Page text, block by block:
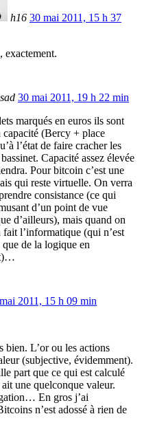
h16 30 mai 2011, 15 h 37
exactement.
30 mai 2011, 19 h 22 min
marqués en euros ils sont
capacité (Bercy + place
l’état de faire cracher les
Capacité assez élevée
Pour bitcoin c’est une
qui reste virtuelle. On verra
consistance (ce qui
d’un point de vue
d’ailleurs), mais quand on
fait l’informatique (qui n’est
de la logique en
2011, 15 h 09 min
bien. L’or ou les actions
(subjective, évidemment).
part que ce qui est calculé
une quelconque valeur.
En gros j’ai
n’est adossé à rien de